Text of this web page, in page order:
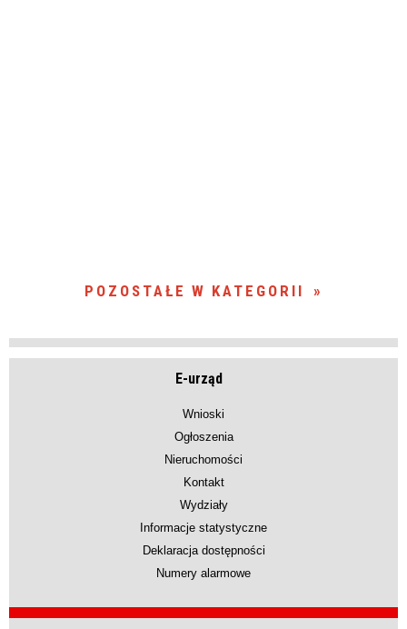
POZOSTAŁE W KATEGORII
E-urząd
Wnioski
Ogłoszenia
Nieruchomości
Kontakt
Wydziały
Informacje statystyczne
Deklaracja dostępności
Numery alarmowe